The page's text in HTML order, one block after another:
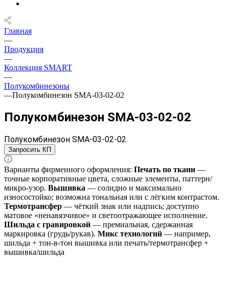
Главная
—
Продукция
—
Коллекция SMART
—
Полукомбинезоны
—Полукомбинезон SMA-03-02-02
Полукомбинезон SMA-03-02-02
Полукомбинезон SMA-03-02-02
Запросить КП
Варианты фирменного оформления: Печать по ткани —
точные корпоративные цвета, сложные элементы, паттерн/
микро‑узор. Вышивка — солидно и максимально
износостойко; возможна тональная или с лёгким контрастом.
Термотрансфер — чёткий знак или надпись; доступно
матовое «ненавязчивое» и светоотражающее исполнение.
Шильда с гравировкой — премиальная, сдержанная
маркировка (грудь/рукав). Микс технологий — например,
шильда + тон‑в‑тон вышивка или печать/термотрансфер +
вышивка/шильда